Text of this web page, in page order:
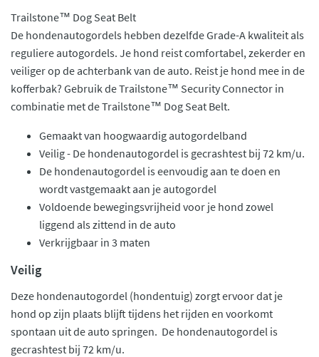
Trailstone™ Dog Seat Belt
De hondenautogordels hebben dezelfde Grade-A kwaliteit als
reguliere autogordels. Je hond reist comfortabel, zekerder en
veiliger op de achterbank van de auto. Reist je hond mee in de
kofferbak? Gebruik de Trailstone™ Security Connector in
combinatie met de Trailstone™ Dog Seat Belt.
Gemaakt van hoogwaardig autogordelband
Veilig - De hondenautogordel is gecrashtest bij 72 km/u.
De hondenautogordel is eenvoudig aan te doen en
wordt vastgemaakt aan je autogordel
Voldoende bewegingsvrijheid voor je hond zowel
liggend als zittend in de auto
Verkrijgbaar in 3 maten
Veilig
Deze hondenautogordel (hondentuig) zorgt ervoor dat je
hond op zijn plaats blijft tijdens het rijden en voorkomt
spontaan uit de auto springen. De hondenautogordel is
gecrashtest bij 72 km/u.